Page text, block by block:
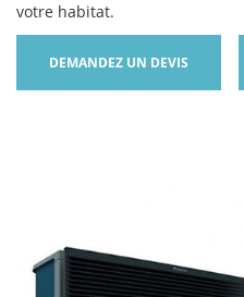
votre habitat.
DEMANDEZ UN DEVIS